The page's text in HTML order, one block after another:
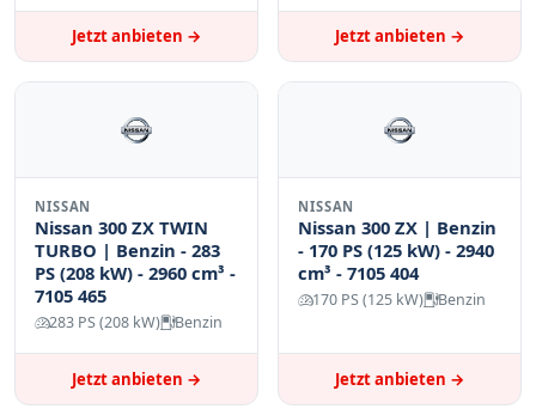
Jetzt anbieten → Jetzt anbieten →
NISSAN
Nissan 300 ZX TWIN
TURBO | Benzin - 283
PS (208 kW) - 2960 cm³ -
7105 465
283 PS (208 kW) Benzin
Jetzt anbieten →
NISSAN
Nissan 300 ZX | Benzin
- 170 PS (125 kW) - 2940
cm³ - 7105 404
170 PS (125 kW) Benzin
Jetzt anbieten →